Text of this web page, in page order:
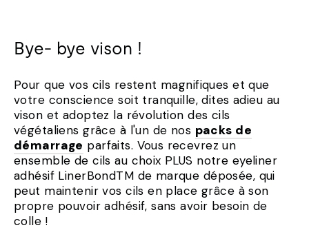
Bye- bye vison !
Pour que vos cils restent magnifiques et que
votre conscience soit tranquille, dites adieu au
vison et adoptez la révolution des cils
végétaliens grâce à l'un de nos packs de
démarrage parfaits. Vous recevrez un
ensemble de cils au choix PLUS notre eyeliner
adhésif LinerBondTM de marque déposée, qui
peut maintenir vos cils en place grâce à son
propre pouvoir adhésif, sans avoir besoin de
colle !